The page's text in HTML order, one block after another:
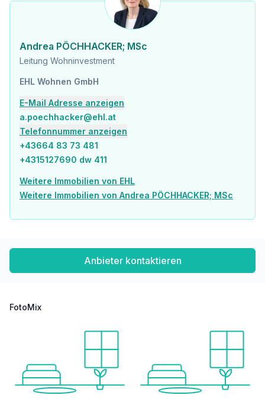
Kindergarten <250m
Nahversorgung
Supermarkt <250m
Bäckerei <500m
Geldautomat <250m
Bank <750m
Post <750m
Polizei <750m
Verkehr
Bus <250m
Straßenbahn <500m
Angaben Entfernung Luftlinie / Quelle: OpenStreetMap
Andrea PÖCHHACKER; MSc
Leitung Wohninvestment
EHL Wohnen GmbH
E-Mail Adresse anzeigen
a.poechhacker@ehl.at
Telefonnummer anzeigen
+43664 83 73 481
+4315127690 dw 411
Weitere Immobilien von EHL
Weitere Immobilien von Andrea PÖCHHACKER; MSc
Anbieter kontaktieren
FotoMix